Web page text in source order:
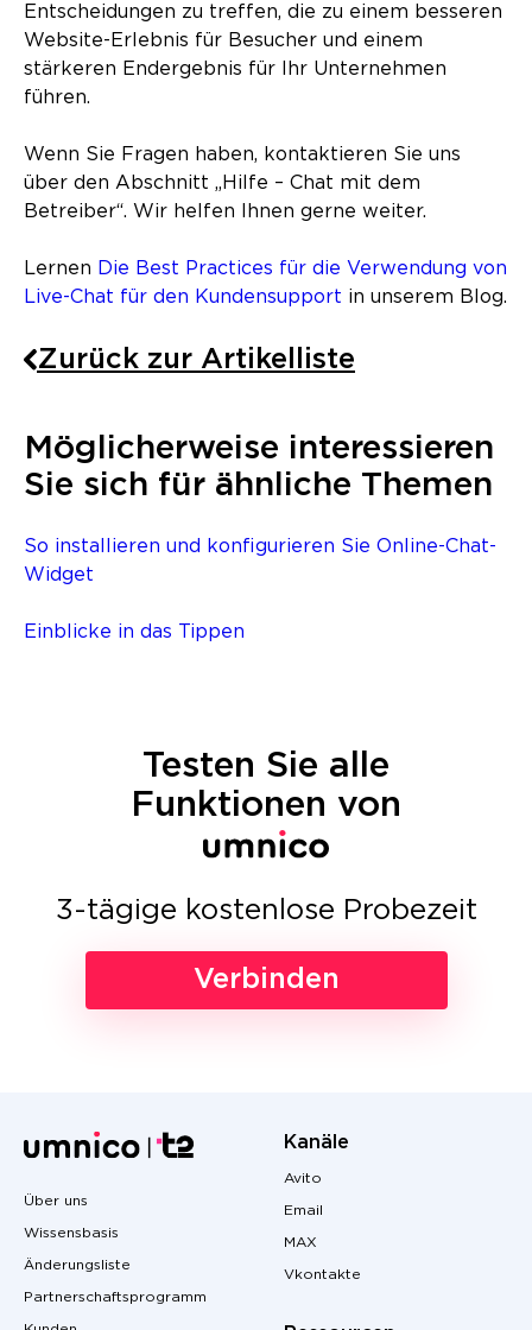
Entscheidungen zu treffen, die zu einem besseren
Website-Erlebnis für Besucher und einem
stärkeren Endergebnis für Ihr Unternehmen
führen.
Wenn Sie Fragen haben, kontaktieren Sie uns
über den Abschnitt „Hilfe – Chat mit dem
Betreiber“. Wir helfen Ihnen gerne weiter.
Lernen Die Best Practices für die Verwendung von
Live-Chat für den Kundensupport in unserem Blog.
Zurück zur Artikelliste
Möglicherweise interessieren
Sie sich für ähnliche Themen
So installieren und konfigurieren Sie Online-Chat-
Widget
Einblicke in das Tippen
Testen Sie alle
Funktionen von
3-tägige kostenlose Probezeit
Verbinden
Über uns
Wissensbasis
Änderungsliste
Partnerschaftsprogramm
Kanäle
Avito
Email
MAX
Vkontakte